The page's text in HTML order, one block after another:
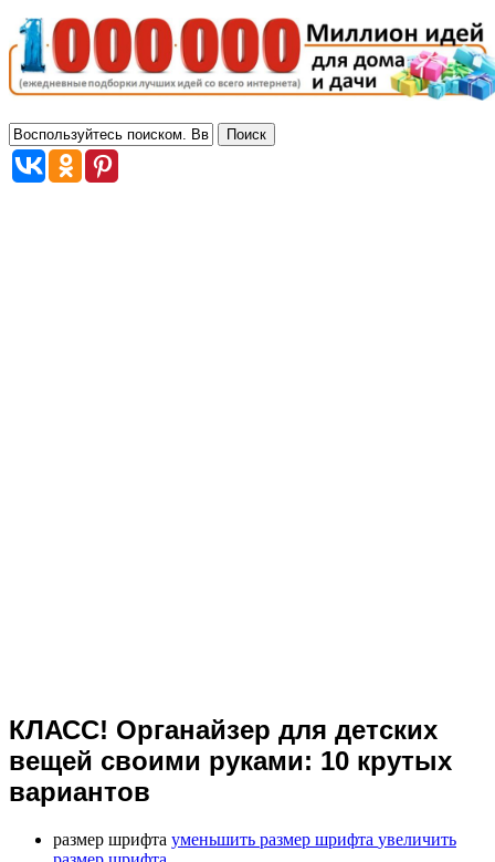
КЛАСС! Органайзер для детских
вещей своими руками: 10 крутых
вариантов
размер шрифта уменьшить размер шрифта увеличить